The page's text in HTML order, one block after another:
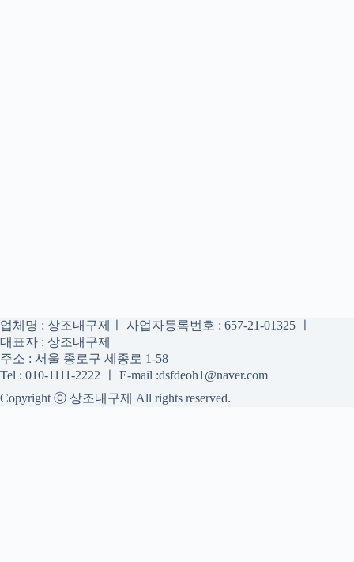
업체명 : 상조내구제ㅣ 사업자등록번호 : 657-21-01325 ㅣ
대표자 : 상조내구제
주소 : 서울 종로구 세종로 1-58
Tel : 010-1111-2222 ㅣ E-mail :dsfdeoh1@naver.com
Copyright ⓒ 상조내구제 All rights reserved.